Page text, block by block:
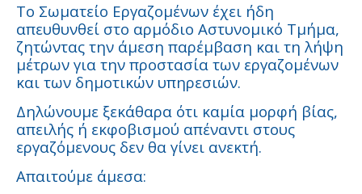
Το Σωματείο Εργαζομένων έχει ήδη
απευθυνθεί στο αρμόδιο Αστυνομικό Τμήμα,
ζητώντας την άμεση παρέμβαση και τη λήψη
μέτρων για την προστασία των εργαζομένων
και των δημοτικών υπηρεσιών.
Δηλώνουμε ξεκάθαρα ότι καμία μορφή βίας,
απειλής ή εκφοβισμού απέναντι στους
εργαζόμενους δεν θα γίνει ανεκτή.
Απαιτούμε άμεσα: